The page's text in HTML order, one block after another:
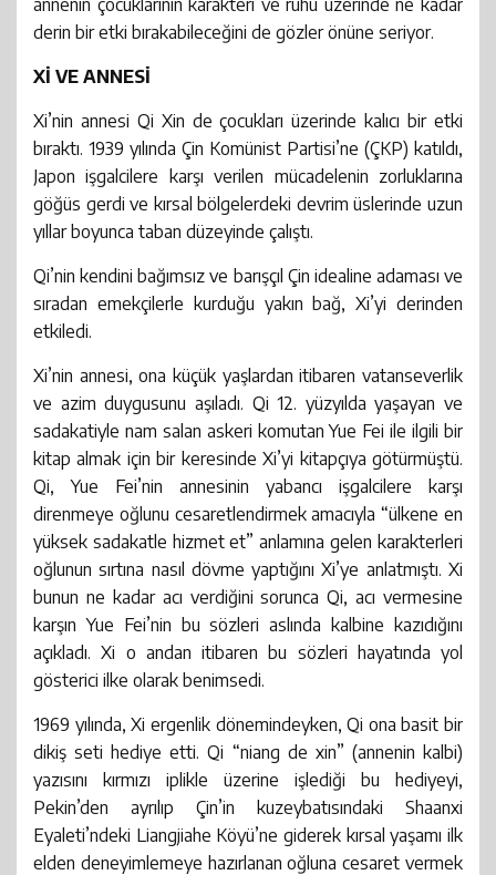
derin bir etki bırakabileceğini de gözler önüne seriyor.
Xİ VE ANNESİ
Xi’nin annesi Qi Xin de çocukları üzerinde kalıcı bir etki
bıraktı. 1939 yılında Çin Komünist Partisi’ne (ÇKP) katıldı,
Japon işgalcilere karşı verilen mücadelenin zorluklarına
göğüs gerdi ve kırsal bölgelerdeki devrim üslerinde uzun
yıllar boyunca taban düzeyinde çalıştı.
Qi’nin kendini bağımsız ve barışçıl Çin idealine adaması ve
sıradan emekçilerle kurduğu yakın bağ, Xi’yi derinden
etkiledi.
Xi’nin annesi, ona küçük yaşlardan itibaren vatanseverlik
ve azim duygusunu aşıladı. Qi 12. yüzyılda yaşayan ve
sadakatiyle nam salan askeri komutan Yue Fei ile ilgili bir
kitap almak için bir keresinde Xi’yi kitapçıya götürmüştü.
Qi, Yue Fei’nin annesinin yabancı işgalcilere karşı
direnmeye oğlunu cesaretlendirmek amacıyla “ülkene en
yüksek sadakatle hizmet et” anlamına gelen karakterleri
oğlunun sırtına nasıl dövme yaptığını Xi’ye anlatmıştı. Xi
bunun ne kadar acı verdiğini sorunca Qi, acı vermesine
karşın Yue Fei’nin bu sözleri aslında kalbine kazıdığını
açıkladı. Xi o andan itibaren bu sözleri hayatında yol
gösterici ilke olarak benimsedi.
1969 yılında, Xi ergenlik dönemindeyken, Qi ona basit bir
dikiş seti hediye etti. Qi “niang de xin” (annenin kalbi)
yazısını kırmızı iplikle üzerine işlediği bu hediyeyi,
Pekin’den ayrılıp Çin’in kuzeybatısındaki Shaanxi
Eyaleti’ndeki Liangjiahe Köyü’ne giderek kırsal yaşamı ilk
elden deneyimlemeye hazırlanan oğluna cesaret vermek